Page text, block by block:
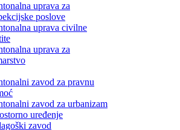
uprava za
poslove
uprava civilne
uprava za
zavod za pravnu
zavod za urbanizam
uređenje
zavod